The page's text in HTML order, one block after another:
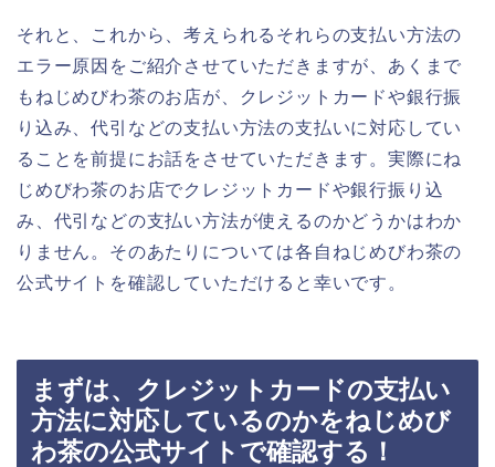
それと、これから、考えられるそれらの支払い方法の
エラー原因をご紹介させていただきますが、あくまで
もねじめびわ茶のお店が、クレジットカードや銀行振
り込み、代引などの支払い方法の支払いに対応してい
ることを前提にお話をさせていただきます。実際にね
じめびわ茶のお店でクレジットカードや銀行振り込
み、代引などの支払い方法が使えるのかどうかはわか
りません。そのあたりについては各自ねじめびわ茶の
公式サイトを確認していただけると幸いです。
まずは、クレジットカードの支払い
方法に対応しているのかをねじめび
わ茶の公式サイトで確認する！